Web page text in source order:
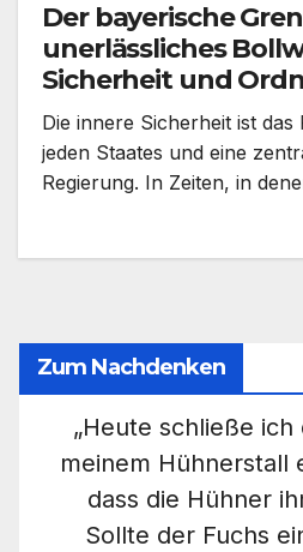
Der bayerische
unerlässliches
Sicherheit und
Die innere Sicherheit ist das
jeden Staates und eine
Regierung. In Zeiten, in
Zum Nachdenken
„Heute schließe ich
meinem Hühnerstall
dass die Hühner
Sollte der Fuchs